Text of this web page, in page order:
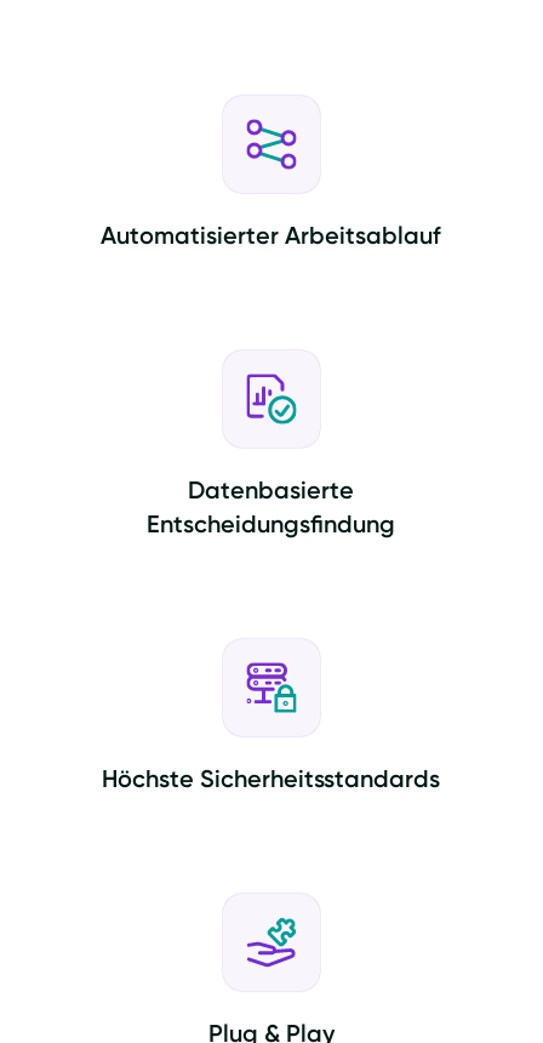
Automatisierter Arbeitsablauf
Datenbasierte
Entscheidungsfindung
Höchste Sicherheitsstandards
Plug & Play